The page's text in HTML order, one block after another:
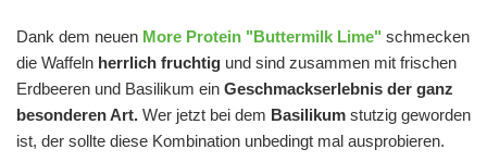
Dank dem neuen More Protein "Buttermilk Lime" schmecken
die Waffeln herrlich fruchtig und sind zusammen mit frischen
Erdbeeren und Basilikum ein Geschmackserlebnis der ganz
besonderen Art. Wer jetzt bei dem Basilikum stutzig geworden
ist, der sollte diese Kombination unbedingt mal ausprobieren.